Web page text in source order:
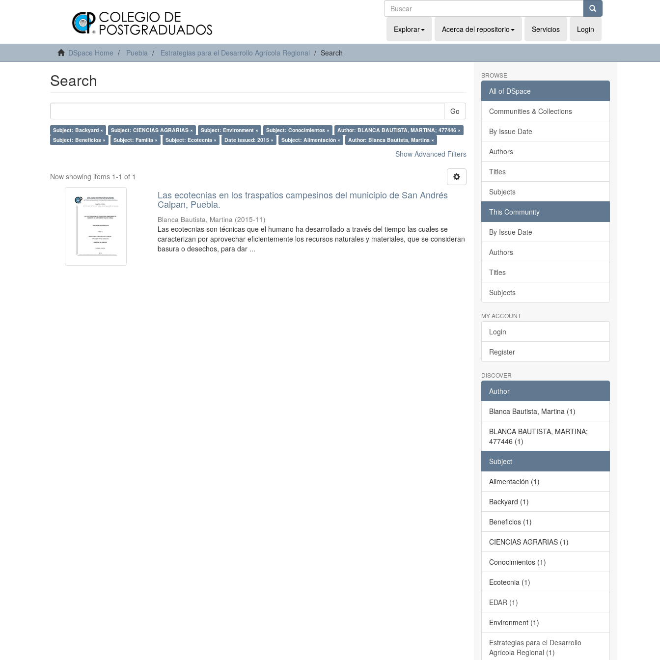
Explorar Acerca del repositorio Servicios Login
DSpace Home Puebla Estrategias para el Desarrollo Agrícola Regional Search
Search
Go
Subject: Backyard × Subject: CIENCIAS AGRARIAS × Subject: Environment × Subject: Conocimientos ×
Author: BLANCA BAUTISTA, MARTINA; 477446 ×
Subject: Beneficios ×
Subject: Familia × Subject: Ecotecnia × Date issued: 2015 × Subject: Alimentación × Author: Blanca Bautista, Martina ×
Show Advanced Filters
Now showing items 1-1 of 1
Las ecotecnias en los traspatios campesinos del municipio de San Andrés
Calpan, Puebla.
Blanca Bautista, Martina (2015-11)
Las ecotecnias son técnicas que el humano ha desarrollado a través del tiempo las cuales se
caracterizan por aprovechar eficientemente los recursos naturales y materiales, que se consideran
basura o desechos, para dar ...
BROWSE
All of DSpace
Communities & Collections
By Issue Date
Authors
Titles
Subjects
This Community
By Issue Date
Authors
Titles
Subjects
MY ACCOUNT
Login
Register
DISCOVER
Author
Blanca Bautista, Martina (1)
BLANCA BAUTISTA, MARTINA;
477446 (1)
Subject
Alimentación (1)
Backyard (1)
Beneficios (1)
CIENCIAS AGRARIAS (1)
Conocimientos (1)
Ecotecnia (1)
EDAR (1)
Environment (1)
Estrategias para el Desarrollo
Agrícola Regional (1)